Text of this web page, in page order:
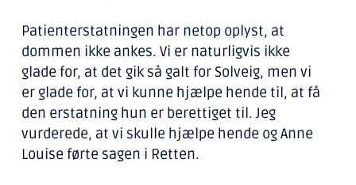
Patienterstatningen har netop oplyst, at
dommen ikke ankes. Vi er naturligvis ikke
glade for, at det gik så galt for Solveig, men vi
er glade for, at vi kunne hjælpe hende til, at få
den erstatning hun er berettiget til. Jeg
vurderede, at vi skulle hjælpe hende og Anne
Louise førte sagen i Retten.